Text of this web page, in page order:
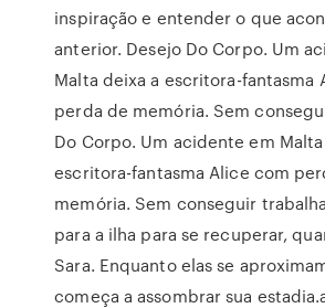
inspiração e entender o que
anterior. Desejo Do Corpo. Um
Malta deixa a escritora-fantasma
perda de memória. Sem
Do Corpo. Um acidente em
escritora-fantasma Alice com
memória. Sem conseguir
para a ilha para se recuperar,
Sara. Enquanto elas se
começa a assombrar sua